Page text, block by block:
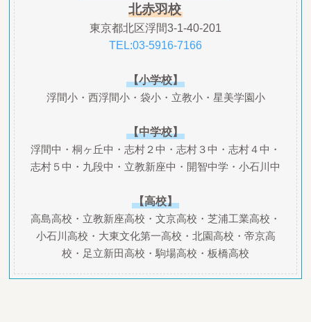
北赤羽校
東京都北区浮間3-1-40-201
TEL:03-5916-7166
【小学校】
浮間小・西浮間小・袋小・立教小・星美学園小
【中学校】
浮間中・桐ヶ丘中・志村２中・志村３中・志村４中・
志村５中・九段中・立教新座中・開智中学・小石川中
【高校】
高島高校・立教新座高校・文京高校・芝浦工業高校・
小石川高校・大東文化第一高校・北園高校・帝京高
校・足立新田高校・駒場高校・板橋高校